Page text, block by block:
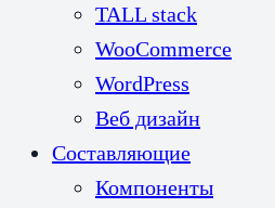
TALL stack
WooCommerce
WordPress
Веб дизайн
Составляющие
Компоненты